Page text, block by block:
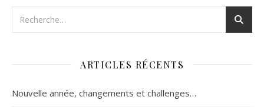
ARTICLES RÉCENTS
Nouvelle année, changements et challenges…